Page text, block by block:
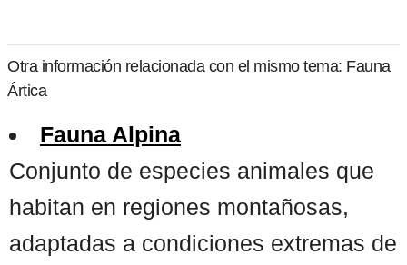
Otra información relacionada con el mismo tema: Fauna
Ártica
Fauna Alpina
Conjunto de especies animales que
habitan en regiones montañosas,
adaptadas a condiciones extremas de